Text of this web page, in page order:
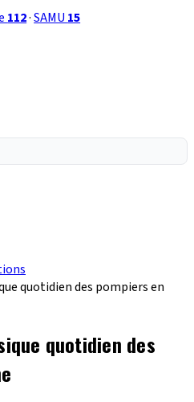
112·SAMU 15
quotidien des pompiers en
quotidien des